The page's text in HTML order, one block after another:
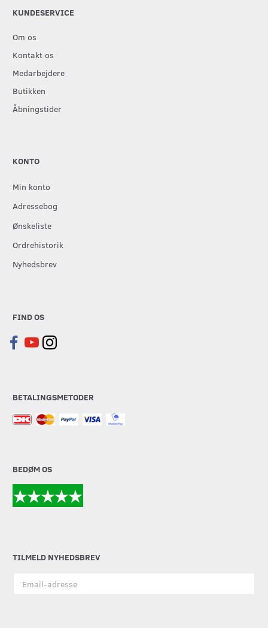
KUNDESERVICE
Om os
Kontakt os
Medarbejdere
Butikken
Åbningstider
KONTO
Min konto
Adressebog
Ønskeliste
Ordrehistorik
Nyhedsbrev
FIND OS
BETALINGSMETODER
BEDØM OS
TILMELD NYHEDSBREV
adresse